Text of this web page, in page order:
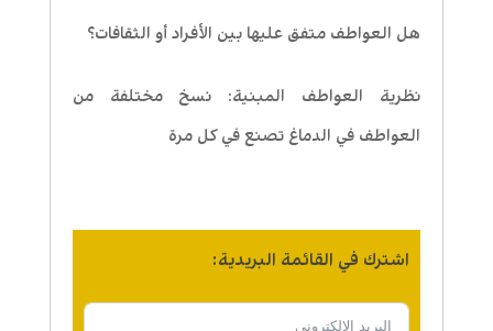
هل العواطف متفق عليها بين الأفراد أو الثقافات؟
نظرية العواطف المبنية: نسخ مختلفة من
العواطف في الدماغ تصنع في كل مرة
اشترك في القائمة البريدية: